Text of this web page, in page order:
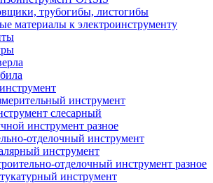
трубогибы, листогибы
материалы к электроинструменту
инструмент
слесарный
инструмент разное
отделочный инструмент
инструмент
отделочный инструмент разное
инструмент